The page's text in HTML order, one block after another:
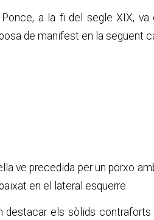
a la fi del segle XIX,
de manifest en la següent
ve precedida per un porxo
en el lateral esquerre.
destacar els sòlids